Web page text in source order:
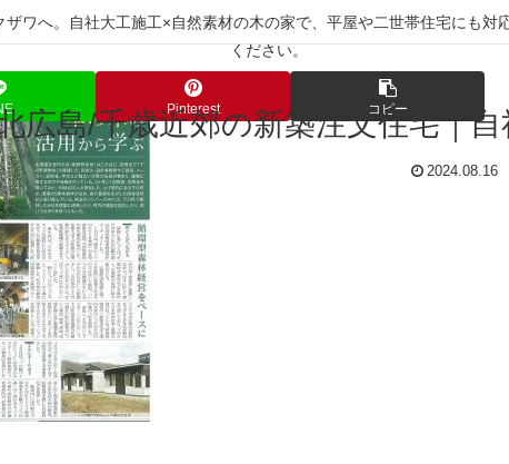
ワへ。自社大工施工×自然素材の木の家で、平屋や二世帯住宅にも
ください。
広島/千歳近郊の新築注文住宅｜
Pinterest コピー
2024.08.16